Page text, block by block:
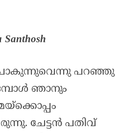
Santhosh
പറഞ്ഞു
ഞാനും
ചേട്ടൻ പതിവ്